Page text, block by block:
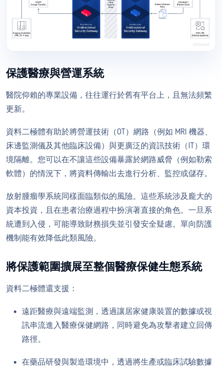
保護醫療與營運系統
醫院仰賴的專業設備，往往運行於舊有平台上，且無法頻繁
更新。
資料二極體有助於將營運技術（OT）網路（例如 MRI 機器、
床邊監測儀及其他臨床設備）與更廣泛的資訊技術（IT）環
境隔離。您可以在不讓這些設備暴露於網路威脅（例如勒索
軟體）的情況下，將資料傳輸出去進行分析、監控或儲存。
放射腫瘤學系統同樣面臨類似的風險。這些系統涉及龐大的
資本投資，且在患者治療過程中扮演著直接的角色。一旦系
統遭到入侵，可能導致財務損失並引發安全疑慮。單向防護
機制能有效降低此類風險。
將保護範圍擴展至整個醫療保健生態系統
資料二極體還支援：
遠距醫療與遠端監測，透過讓居家健康裝置的數據或視
訊串流進入醫療保健網路，同時避免為攻擊者建立回傳
路徑。
在藥品研發與製造環境中，透過將生產或臨床試驗數據